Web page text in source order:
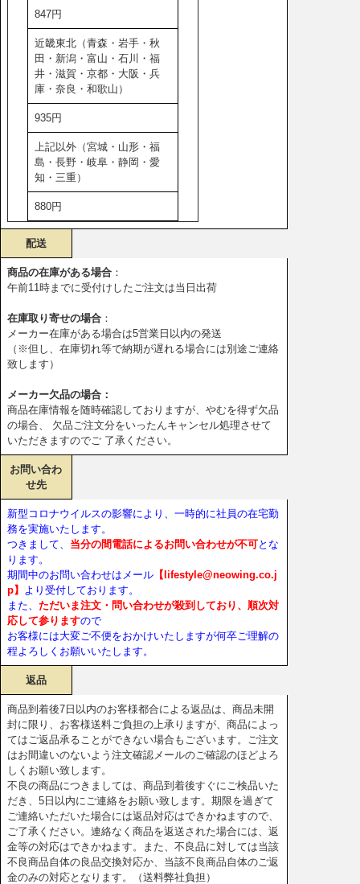
847円
近畿東北（青森・岩手・秋
田・新潟・富山・石川・福
井・滋賀・京都・大阪・兵
庫・奈良・和歌山）
935円
上記以外（宮城・山形・福
島・長野・岐阜・静岡・愛
知・三重）
880円
配送
商品の在庫がある場合 ：
午前11時までに受付けしたご注文は当日出荷
在庫取り寄せの場合 ：
メーカー在庫がある場合は5営業日以内の発送
（※但し、在庫切れ等で納期が遅れる場合には別途ご連絡
致します）
メーカー欠品の場合：
商品在庫情報を随時確認しておりますが、やむを得ず欠品
の場合、 欠品ご注文分をいったんキャンセル処理させて
いただきますのでご 了承ください。
お問い合わ
せ先
新型コロナウイルスの影響により、一時的に社員の在宅勤
務を実施いたします。
つきまして、 当分の間電話によるお問い合わせが不可とな
ります。
期間中のお問い合わせはメール 【lifestyle@neowing.co.j
p】
より受付しております。
また、 ただいま注文・問い合わせが殺到しており、順次対
応して参りますので
お客様には大変ご不便をおかけいたしますが何卒ご理解の
程よろしくお願いいたします。
返品
商品到着後7日以内のお客様都合による返品は、商品未開
封に限り、お客様送料ご負担の上承りますが、商品によっ
てはご返品承ることができない場合もございます。ご注文
はお間違いのないよう注文確認メールのご確認のほどよろ
しくお願い致します。
不良の商品につきましては、商品到着後すぐにご検品いた
だき、5日以内にご連絡をお願い致します。期限を過ぎて
ご連絡いただいた場合には返品対応はできかねますので、
ご了承ください。連絡なく商品を返送された場合には、返
金等の対応はできかねます。また、不良品に対しては当該
不良商品自体の良品交換対応か、当該不良商品自体のご返
金のみの対応となります。（送料弊社負担）